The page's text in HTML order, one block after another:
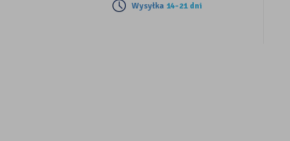
Wysyłka 14-21 dni